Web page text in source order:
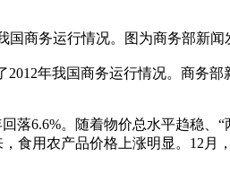
国商务运行情况。图为商务部新
年我国商务运行情况。商务
落6.6%。随着物价总水平趋稳
食用农产品价格上涨明显。12月